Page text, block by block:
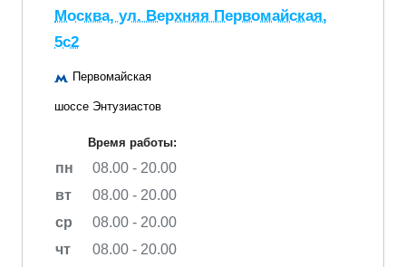
Москва, ул. Верхняя Первомайская,
5с2
Первомайская
шоссе Энтузиастов
Время работы:
пн
08.00 - 20.00
вт
08.00 - 20.00
ср
08.00 - 20.00
чт
08.00 - 20.00